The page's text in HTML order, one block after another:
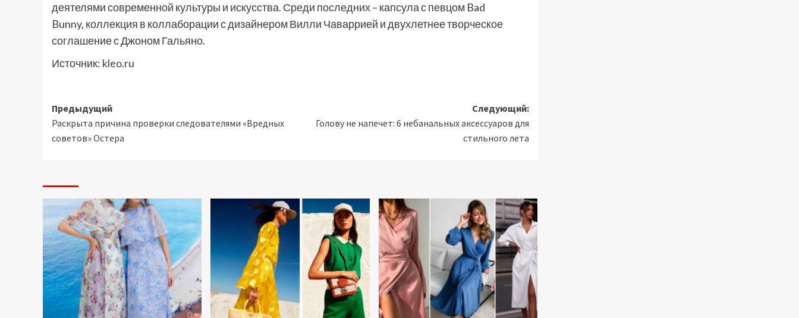
деятелями современной культуры и искусства. Среди последних – капсула с певцом Bad
Bunny, коллекция в коллаборации с дизайнером Вилли Чаваррией и двухлетнее творческое
соглашение с Джоном Гальяно.
Источник: kleo.ru
Навигация
записи
Предыдущий
Раскрыта причина проверки следователями «Вредных
советов» Остера
Следующий:
Голову не напечет: 6 небанальных аксессуаров для
стильного лета